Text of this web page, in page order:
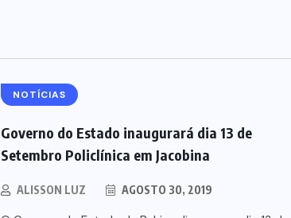
NOTÍCIAS
Governo do Estado inaugurará dia 13 de
Setembro Policlínica em Jacobina
ALISSON LUZ AGOSTO 30, 2019